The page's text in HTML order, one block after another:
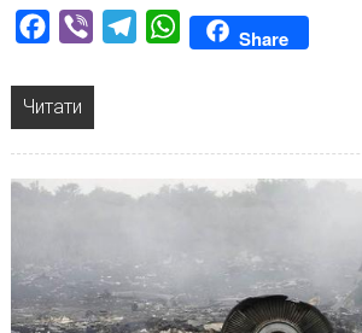
Facebook
Viber TelegramWhatsAppShare
Читати